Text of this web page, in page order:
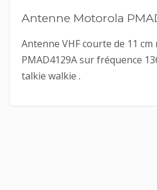
Antenne Motorola
Antenne VHF courte de 11
PMAD4129A sur fréquence
talkie walkie .